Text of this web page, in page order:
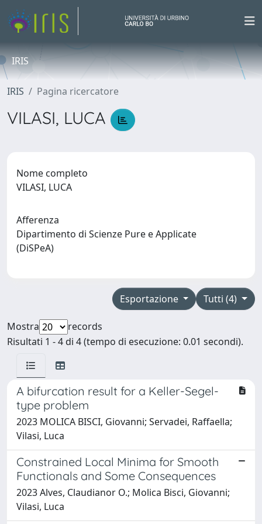
IRIS
IRIS Pagina ricercatore
VILASI, LUCA
Nome completo
VILASI, LUCA
Afferenza
Dipartimento di Scienze Pure e Applicate
(DiSPeA)
Tutti (4)
Esportazione
Mostra
records
Risultati 1 - 4 di 4 (tempo di esecuzione: 0.01 secondi).
A bifurcation result for a Keller-Segel-
type problem
2023 MOLICA BISCI, Giovanni; Servadei, Raffaella;
Vilasi, Luca
Constrained Local Minima for Smooth
Functionals and Some Consequences
2023 Alves, Claudianor O.; Molica Bisci, Giovanni;
Vilasi, Luca